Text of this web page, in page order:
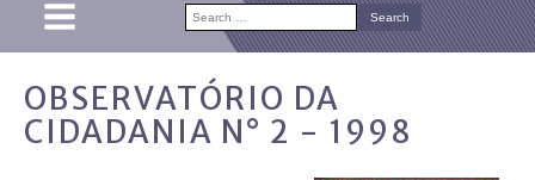
Search
for:
OBSERVATÓRIO DA
CIDADANIA N° 2 - 1998